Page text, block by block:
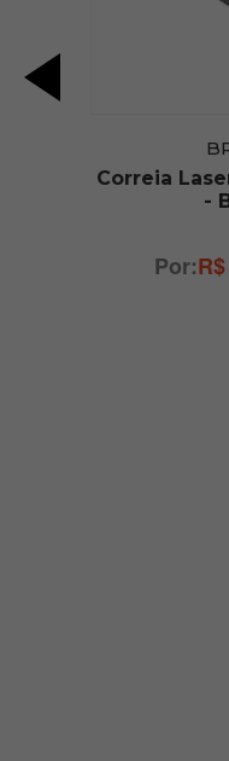
Correia
-